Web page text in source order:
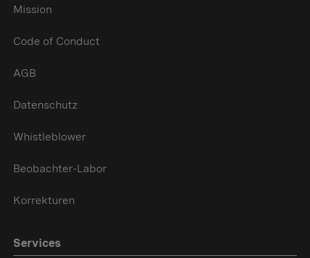
Mission
Code of Conduct
AGB
Datenschutz
Whistleblower
Beobachter-Labor
Korrekturen
Services